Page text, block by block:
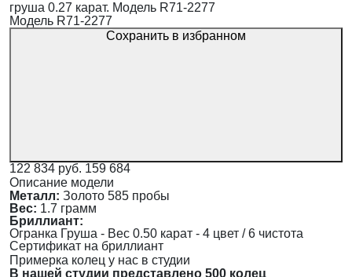
груша 0.27 карат. Модель R71-2277
Модель R71-2277
Сохранить в избранном
122 834 руб. 159 684
Описание модели
Металл: Золото 585 пробы
Вес: 1.7 грамм
Бриллиант:
Огранка Груша - Вес 0.50 карат - 4 цвет / 6 чистота
Сертификат на бриллиант
Примерка колец у нас в студии
В нашей студии представлено 500 колец